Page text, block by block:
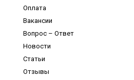
ПОДРОБНЕЕ
Оплата
Вакансии
Вопрос – Ответ
Новости
Статьи
Отзывы